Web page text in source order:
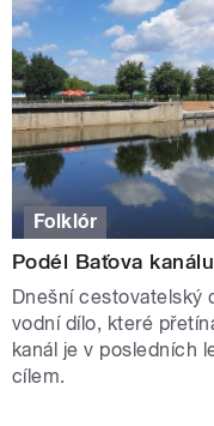
Folklór
Podél Baťova
Dnešní cestovatelský
vodní dílo, které
kanál je v posledních
cílem.